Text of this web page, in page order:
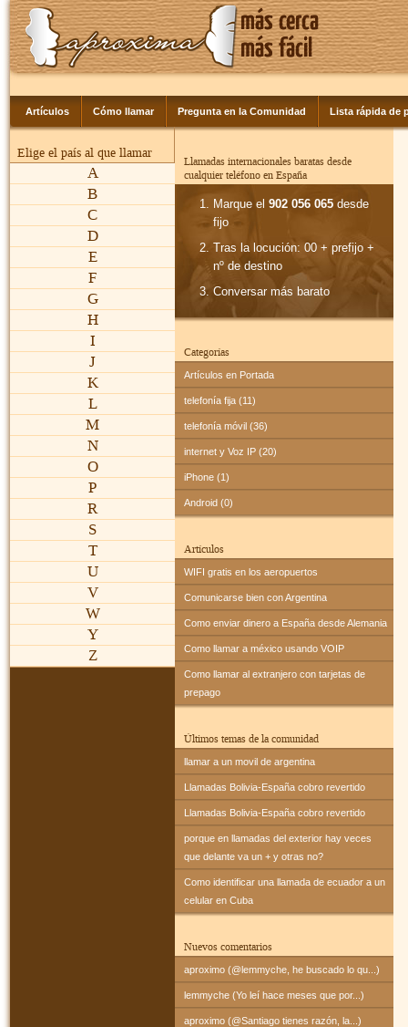
Artículos Cómo llamar Pregunta en la Comunidad Lista rápida de
Elige el país al que llamar
A
B
C
D
E
F
G
H
I
J
K
L
M
N
O
P
R
S
T
U
V
W
Y
Z
Llamadas internacionales baratas desde
cualquier teléfono en España
Marque el902 056 065 desde
fijo
Tras la locución: 00 + prefijo +
nº de destino
Conversar más barato
Categorías
Artículos en Portada
telefonía fija (11)
telefonía móvil (36)
internet y Voz IP (20)
iPhone (1)
Android (0)
Artículos
WIFI gratis en los aeropuertos
Comunicarse bien con Argentina
Como enviar dinero a España desde Alemania
Como llamar a méxico usando VOIP
Como llamar al extranjero con tarjetas de
prepago
Últimos temas de la comunidad
llamar a un movil de argentina
Llamadas Bolivia-España cobro revertido
Llamadas Bolivia-España cobro revertido
porque en llamadas del exterior hay veces
que delante va un + y otras no?
Como identificar una llamada de ecuador a un
celular en Cuba
Nuevos comentarios
aproximo (@lemmyche, he buscado lo qu...)
lemmyche (Yo leí hace meses que por...)
aproximo (@Santiago tienes razón, la...)